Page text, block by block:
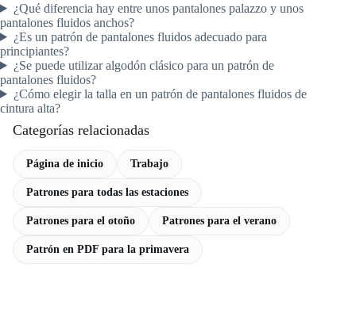
¿Qué diferencia hay entre unos pantalones palazzo y unos
pantalones fluidos anchos?
¿Es un patrón de pantalones fluidos adecuado para
principiantes?
¿Se puede utilizar algodón clásico para un patrón de
pantalones fluidos?
¿Cómo elegir la talla en un patrón de pantalones fluidos de
cintura alta?
Categorías relacionadas
Página de inicio Trabajo
Patrones para todas las estaciones
Patrones para el otoño Patrones para el verano
Patrón en PDF para la primavera